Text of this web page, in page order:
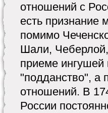
отношений с
есть признание
помимо
Шали,
приеме ингушей
"подданство", а
отношений. В
России